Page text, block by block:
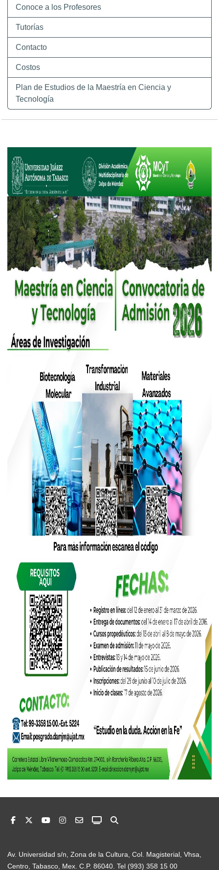
Conoce a los Profesores
Tutorías
Contacto
Costos
Plan de Estudios de la Maestría en Ciencia y
Tecnología
Av. Universidad s/n, Zona de la Cultura, Col. Magisterial, Vhsa,
Centro, Tabasco, Mex. C.P. 86040. Tel (993) 358 15 00